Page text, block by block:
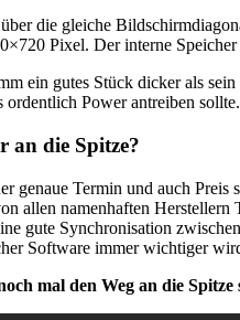
die gleiche
Pixel. Der interne
ein gutes Stück dicker als
ordentlich Power antreiben
an die Spitze?
genaue Termin und auch
allen namenhaften Herstellern
gute Synchronisation
Software immer wichtiger
mal den Weg an die Spitze